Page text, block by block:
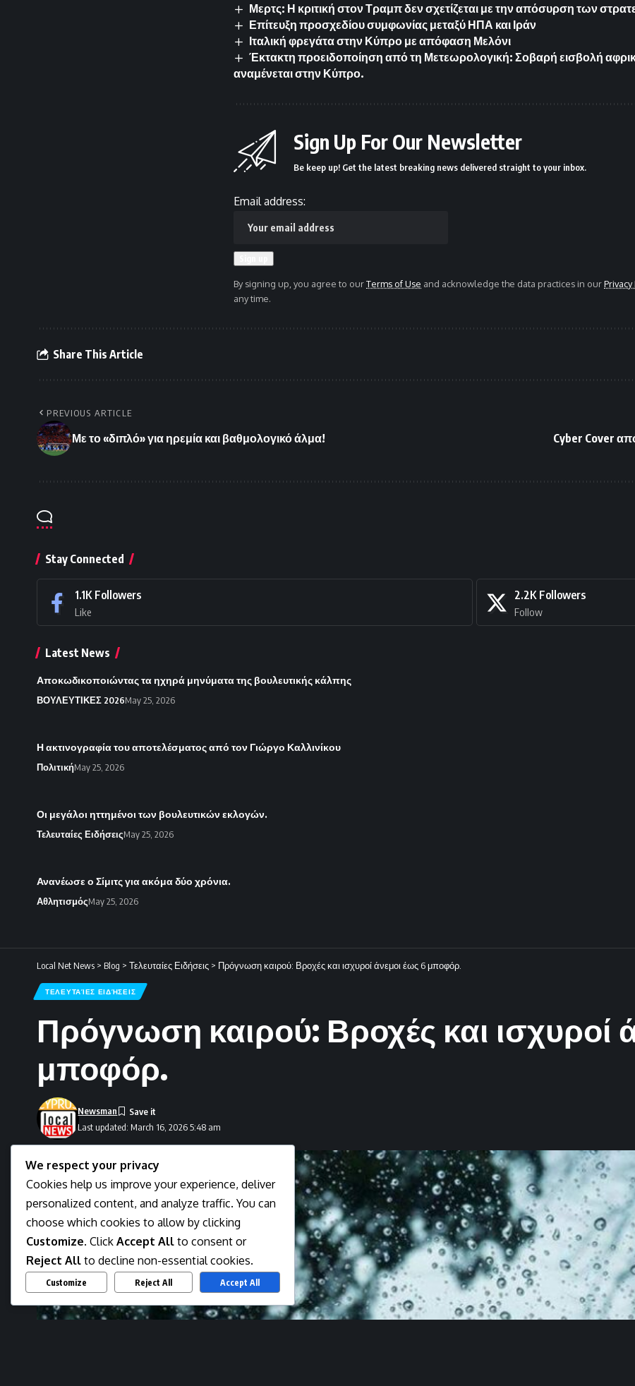
Μερτς: Η κριτική στον Τραμπ δεν σχετίζεται με την απόσυρση των
Επίτευξη προσχεδίου συμφωνίας μεταξύ ΗΠΑ και Ιράν
Ιταλική φρεγάτα στην Κύπρο με απόφαση Μελόνι
Έκτακτη προειδοποίηση από τη Μετεωρολογική: Σοβαρή εισβολή
αναμένεται στην Κύπρο.
Sign Up For Our Newsletter
Be keep up! Get the latest breaking news delivered straight to your inbox.
Email address:
By signing up, you agree to ourTerms of Use and acknowledge the data practices in ourPrivacy
any time.
Share This Article
PREVIOUS ARTICLE
Με το «διπλό» για ηρεμία και βαθμολογικό άλμα! Cyber Cover
Stay Connected
1.1K Followers
Like
2.2K Followers
Follow
Latest News
Αποκωδικοποιώντας τα ηχηρά μηνύματα της βουλευτικής κάλπης
ΒΟΥΛΕΥΤΙΚΕΣ 2026May 25, 2026
Η ακτινογραφία του αποτελέσματος από τον Γιώργο Καλλινίκου
ΠολιτικήMay 25, 2026
Οι μεγάλοι ηττημένοι των βουλευτικών εκλογών.
Τελευταίες ΕιδήσειςMay 25, 2026
Ανανέωσε ο Σίμιτς για ακόμα δύο χρόνια.
ΑθλητισμόςMay 25, 2026
Local Net News > Blog > Τελευταίες Ειδήσεις > Πρόγνωση καιρού: Βροχές και ισχυροί άνεμοι έως 6 μποφόρ.
ΤΕΛΕΥΤΑΊΕΣ ΕΙΔΉΣΕΙΣ
Πρόγνωση καιρού: Βροχές και ισχυροί
μποφόρ.
Last updated: March 16, 2026 5:48 am
Newsman
We respect your privacy
Cookies help us improve your experience, deliver
personalized content, and analyze traffic. You can
choose which cookies to allow by clicking
Customize. Click Accept All to consent or
Reject All to decline non-essential cookies.
Customize Reject All Accept All